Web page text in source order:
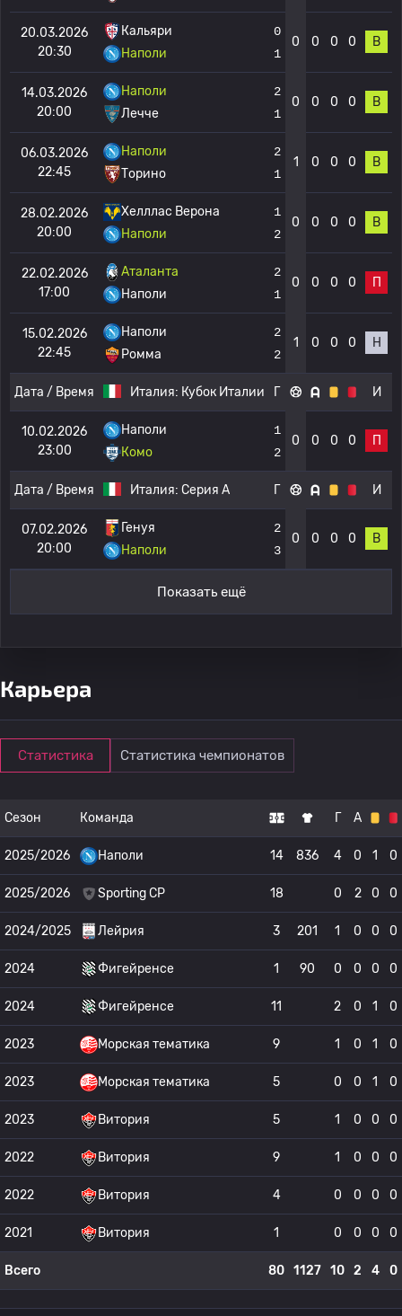
20.03.2026
20:30
Кальяри
Наполи
0
1
0 0 0 0 В
14.03.2026
20:00
Наполи
Лечче
2
1
0 0 0 0 В
06.03.2026
22:45
Наполи
Торино
2
1
1 0 0 0 В
28.02.2026
20:00
Хелллас Верона
Наполи
1
2
0 0 0 0 В
22.02.2026
17:00
Аталанта
Наполи
2
1
0 0 0 0 П
15.02.2026
22:45
Наполи
Ромма
2
2
1 0 0 0 Н
Дата / Время Италия: Кубок Италии Г И
10.02.2026
23:00
Наполи
Комо
1
2
0 0 0 0 П
Дата / Время Италия: Серия А Г И
07.02.2026
20:00
Генуя
Наполи
2
3
0 0 0 0 В
Показать ещё
Карьера
Статистика Статистика чемпионатов
Сезон Команда Г А
2025/2026 Наполи 14 836 4 0 1 0
2025/2026 Sporting CP 18 0 2 0 0
2024/2025 Лейрия 3 201 1 0 0 0
2024 Фигейренсе 1 90 0 0 0 0
2024 Фигейренсе 11 2 0 1 0
2023 Морская тематика 9 1 0 1 0
2023 Морская тематика 5 0 0 1 0
2023 Витория 5 1 0 0 0
2022 Витория 9 1 0 0 0
2022 Витория 4 0 0 0 0
2021 Витория 1 0 0 0 0
Всего 80 1127 10 2 4 0